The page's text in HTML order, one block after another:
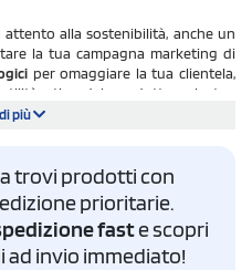
alla sostenibilità, anche un
la tua campagna marketing di
per omaggiare la tua clientela,
etica del prodotto e la tua
Renditi accattavante per il tuo
sugli ombrelli ecologici, con
ritagliando un ruolo da leader tra gli
gadget realizzati in
e resistenti, i nostri prodotti
disponibili ai migliori prezzi sul
più
trovi prodotti con
prioritarie.
faste scopri
ad invio immediato!